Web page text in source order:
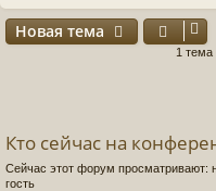
Новая тема
1 тема
Кто сейчас на
Сейчас этот форум просматривают:
гость